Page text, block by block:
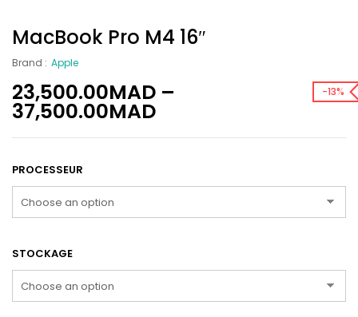
MacBook Pro M4 16″
Brand : Apple
23,500.00MAD –
37,500.00MAD
-13%
PROCESSEUR
STOCKAGE